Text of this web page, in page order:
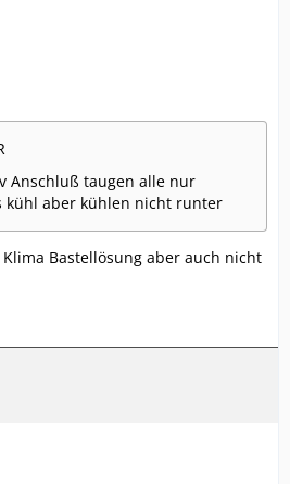
Anschluß taugen alle nur
kühl aber kühlen nicht runter
Klima Bastellösung aber auch nicht